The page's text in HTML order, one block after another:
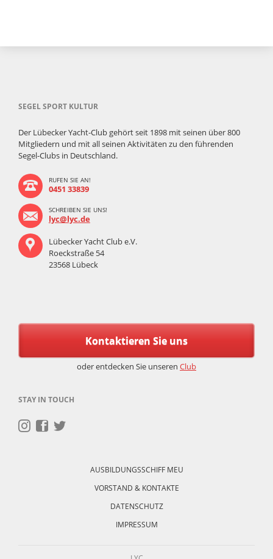
SEGEL SPORT KULTUR
Der Lübecker Yacht-Club gehört seit 1898 mit seinen über 800
Mitgliedern und mit all seinen Aktivitäten zu den führenden
Segel-Clubs in Deutschland.
RUFEN SIE AN!
0451 33839
SCHREIBEN SIE UNS!
lyc@lyc.de
Lübecker Yacht Club e.V.
Roeckstraße 54
23568 Lübeck
Kontaktieren Sie uns
oder entdecken Sie unseren Club
STAY IN TOUCH
AUSBILDUNGSSCHIFF MEU
VORSTAND & KONTAKTE
DATENSCHUTZ
IMPRESSUM